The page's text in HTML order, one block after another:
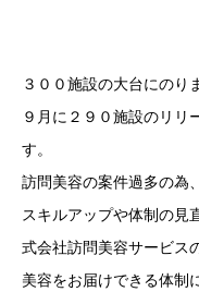
３００施設の大台にのり
９月に２９０施設のリリ
す。
訪問美容の案件過多の為
スキルアップや体制の見
式会社訪問美容サービス
美容をお届けできる体制